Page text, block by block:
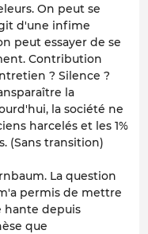
On peut se
d'une infime
peut essayer de se
Contribution
? Silence ?
la
la société ne
harcelés et les 1%
(Sans transition)
La question
permis de mettre
hante depuis
que